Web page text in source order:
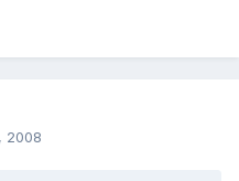
2008